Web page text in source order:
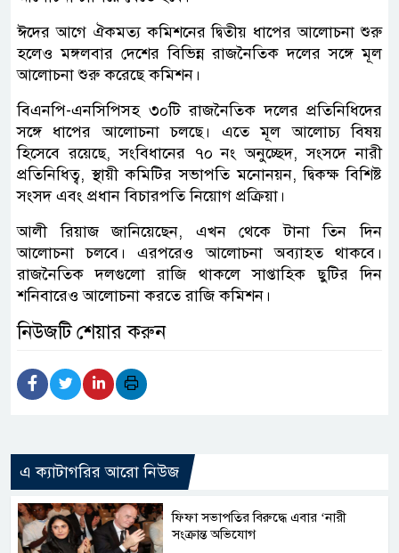
ঈদের আগে ঐকমত্য কমিশনের দ্বিতীয় ধাপের আলোচনা শুরু
হলেও মঙ্গলবার দেশের বিভিন্ন রাজনৈতিক দলের সঙ্গে মূল
আলোচনা শুরু করেছে কমিশন।
বিএনপি-এনসিপিসহ ৩০টি রাজনৈতিক দলের প্রতিনিধিদের
সঙ্গে ধাপের আলোচনা চলছে। এতে মূল আলোচ্য বিষয়
হিসেবে রয়েছে, সংবিধানের ৭০ নং অনুচ্ছেদ, সংসদে নারী
প্রতিনিধিত্ব, স্থায়ী কমিটির সভাপতি মনোনয়ন, দ্বিকক্ষ বিশিষ্ট
সংসদ এবং প্রধান বিচারপতি নিয়োগ প্রক্রিয়া।
আলী রিয়াজ জানিয়েছেন, এখন থেকে টানা তিন দিন
আলোচনা চলবে। এরপরেও আলোচনা অব্যাহত থাকবে।
রাজনৈতিক দলগুলো রাজি থাকলে সাপ্তাহিক ছুটির দিন
শনিবারেও আলোচনা করতে রাজি কমিশন।
নিউজটি শেয়ার করুন
এ ক্যাটাগরির আরো নিউজ
ফিফা সভাপতির বিরুদ্ধে এবার ‘নারী
সংক্রান্ত অভিযোগ